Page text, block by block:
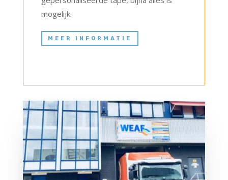
mogelijk.
MEER INFORMATIE